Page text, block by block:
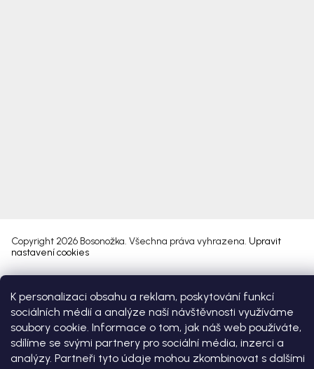
K personalizaci obsahu a reklam, poskytování funkcí
sociálních médií a analýze naší návštěvnosti využíváme
soubory cookie. Informace o tom, jak náš web používáte,
sdílíme se svými partnery pro sociální média, inzerci a
analýzy. Partneři tyto údaje mohou zkombinovat s dalšími
Copyright 2026 Bosonožka. Všechna práva vyhrazena. Upravit
nastavení cookies